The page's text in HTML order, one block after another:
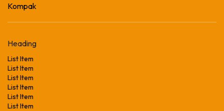
Kompak
Heading
List Item
List Item
List Item
List Item
List Item
List Item